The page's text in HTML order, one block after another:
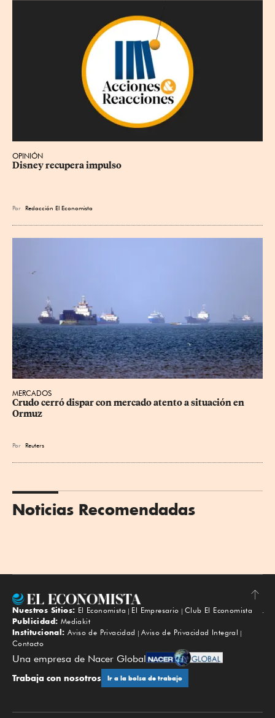
OPINIÓN
Disney recupera impulso
Por Redacción El Economista
MERCADOS
Crudo cerró dispar con mercado atento a situación en
Ormuz
Por Reuters
Noticias Recomendadas
Subir
Nuestros Sitios: El Economista El Empresario
Club El Economista
Publicidad: Mediakit
Institucional: Aviso de Privacidad
Aviso de Privacidad Integral
Contacto
Una empresa de Nacer Global
Trabaja con nosotros Ir a la bolsa de trabajo